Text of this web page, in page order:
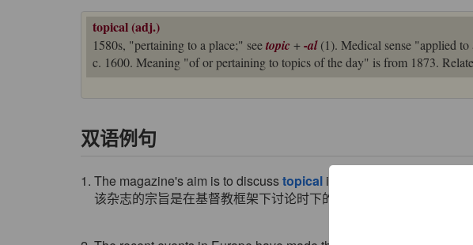
topical (adj.)
1580s, "pertaining to a place;" seetopic +-al(1). Medical sense "applied
c. 1600. Meaning "of or pertaining to topics of the day" is from 1873.
双语例句
1. The magazine's aim is to discusstopical issues within a Christian
该杂志的宗旨是在基督教框架下讨论时下的热门话题。